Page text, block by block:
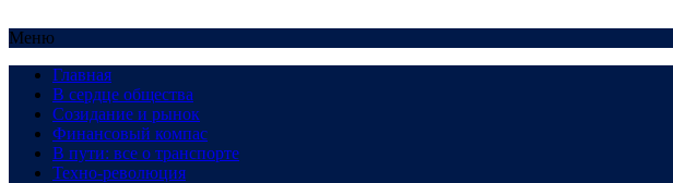
Меню
Главная
В сердце общества
Созидание и рынок
Финансовый компас
В пути: все о транспорте
Техно-революция